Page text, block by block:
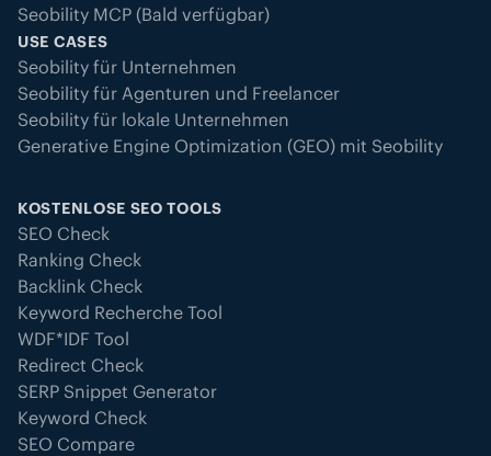
Seobility MCP (Bald verfügbar)
USE CASES
Seobility für Unternehmen
Seobility für Agenturen und Freelancer
Seobility für lokale Unternehmen
Generative Engine Optimization (GEO) mit Seobility
KOSTENLOSE SEO TOOLS
SEO Check
Ranking Check
Backlink Check
Keyword Recherche Tool
WDF*IDF Tool
Redirect Check
SERP Snippet Generator
Keyword Check
SEO Compare